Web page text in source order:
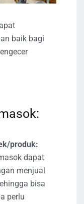
baik bagi
produk:
dapat
menjual
bisa
perlu